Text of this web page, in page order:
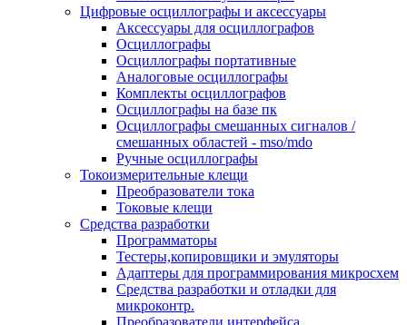
Цифровые осциллографы и аксессуары
Аксессуары для осциллографов
Осциллографы
Осциллографы портативные
Аналоговые осциллографы
Комплекты осциллографов
Осциллографы на базе пк
Осциллографы смешанных сигналов /
смешанных областей - mso/mdo
Ручные осциллографы
Токоизмерительные клещи
Преобразователи тока
Токовые клещи
Средства разработки
Программаторы
Тестеры,копировщики и эмуляторы
Адаптеры для программирования микросхем
Cредства разработки и отладки для
микроконтр.
Преобразователи интерфейса